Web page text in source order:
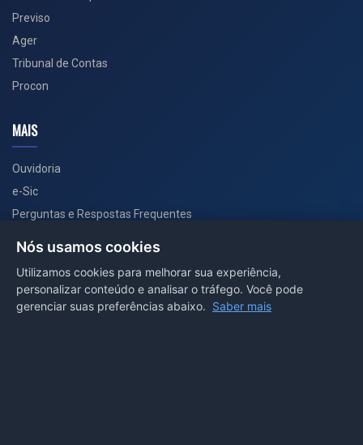
Previso
Ager
Tribunal de Contas
Procon
MAIS
Ouvidoria
e-Sic
Perguntas e Respostas Frequentes
PORTAL COVID-19
Nós usamos cookies
Utilizamos cookies para melhorar sua experiência,
personalizar conteúdo e analisar o tráfego. Você pode
gerenciar suas preferências abaixo. Saber mais